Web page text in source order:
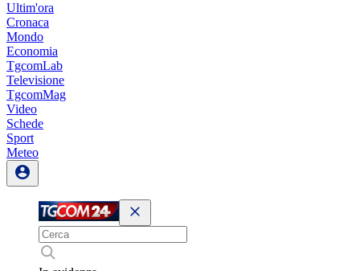
Ultim'ora
Cronaca
Mondo
Economia
TgcomLab
Televisione
TgcomMag
Video
Schede
Sport
Meteo